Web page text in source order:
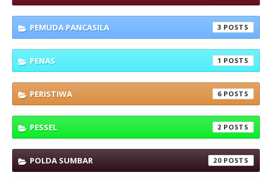
PEMUDA PANCASILA 3
PENAS 1
PERISTIWA 6
PESSEL 2
POLDA SUMBAR 20